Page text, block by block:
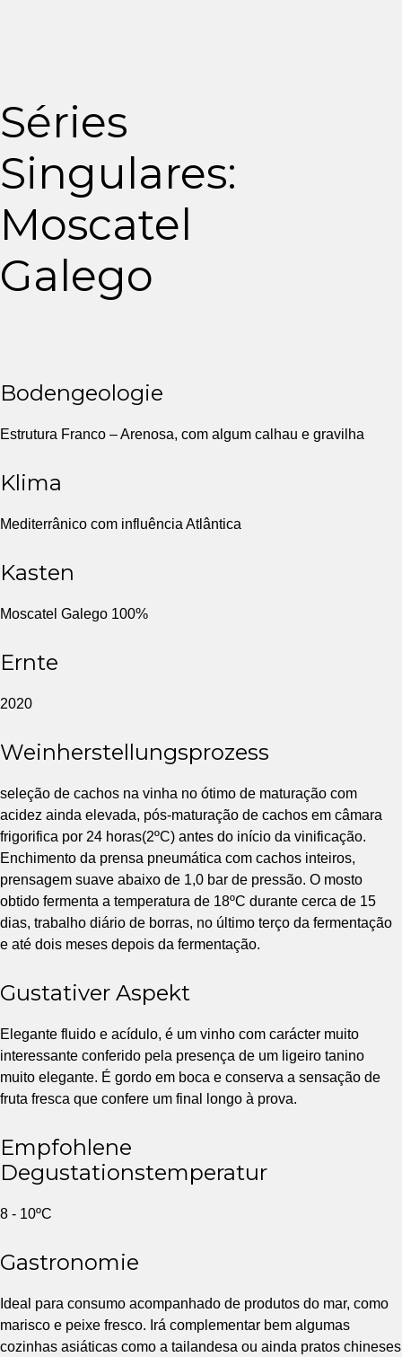
Séries
Singulares:
Moscatel
Galego
Bodengeologie
Estrutura Franco – Arenosa, com algum calhau e gravilha
Klima
Mediterrânico com influência Atlântica
Kasten
Moscatel Galego 100%
Ernte
2020
Weinherstellungsprozess
seleção de cachos na vinha no ótimo de maturação com
acidez ainda elevada, pós-maturação de cachos em câmara
frigorifica por 24 horas(2ºC) antes do início da vinificação.
Enchimento da prensa pneumática com cachos inteiros,
prensagem suave abaixo de 1,0 bar de pressão. O mosto
obtido fermenta a temperatura de 18ºC durante cerca de 15
dias, trabalho diário de borras, no último terço da fermentação
e até dois meses depois da fermentação.
Gustativer Aspekt
Elegante fluido e acídulo, é um vinho com carácter muito
interessante conferido pela presença de um ligeiro tanino
muito elegante. É gordo em boca e conserva a sensação de
fruta fresca que confere um final longo à prova.
Empfohlene
Degustationstemperatur
8 - 10ºC
Gastronomie
Ideal para consumo acompanhado de produtos do mar, como
marisco e peixe fresco. Irá complementar bem algumas
cozinhas asiáticas como a tailandesa ou ainda pratos chineses